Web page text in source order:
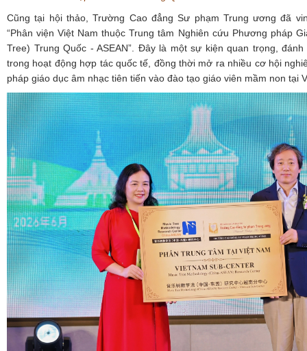
Cũng tại hội thảo, Trường Cao đẳng Sư phạm Trung ương đã
“Phân viện Việt Nam thuộc Trung tâm Nghiên cứu Phương pháp
Tree) Trung Quốc - ASEAN”. Đây là một sự kiện quan trọng,
trong hoạt động hợp tác quốc tế, đồng thời mở ra nhiều cơ hội
pháp giáo dục âm nhạc tiên tiến vào đào tạo giáo viên mầm non tại